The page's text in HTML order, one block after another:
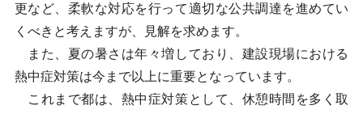
更など、柔軟な対応を行って適切な公共調達を進めてい
くべきと考えますが、見解を求めます。
また、夏の暑さは年々増しており、建設現場における
熱中症対策は今まで以上に重要となっています。
これまで都は、熱中症対策として、休憩時間を多く取